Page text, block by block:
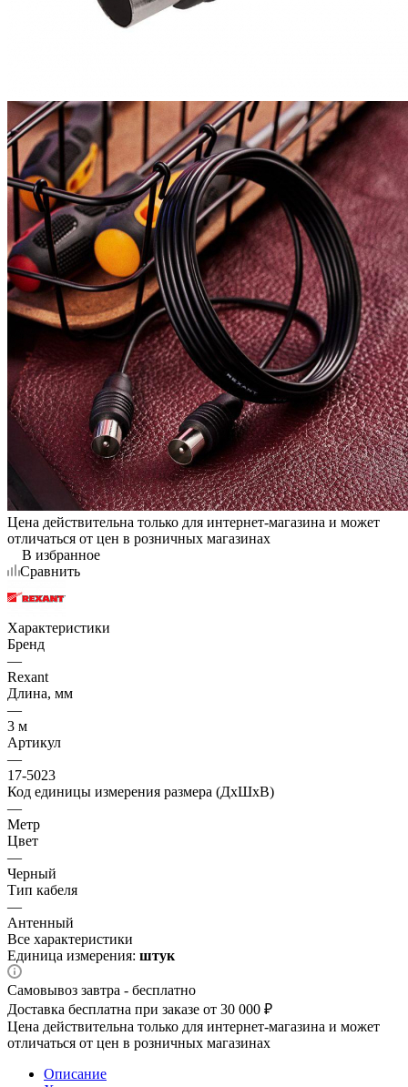
Цена действительна только для интернет-магазина и может
отличаться от цен в розничных магазинах
В избранное
Сравнить
Характеристики
Бренд
—
Rexant
Длина, мм
—
3 м
Артикул
—
17-5023
Код единицы измерения размера (ДхШхВ)
—
Метр
Цвет
—
Черный
Тип кабеля
—
Антенный
Все характеристики
Единица измерения: штук
Самовывоз завтра - бесплатно
Доставка бесплатна при заказе от 30 000 ₽
Цена действительна только для интернет-магазина и может
отличаться от цен в розничных магазинах
Описание